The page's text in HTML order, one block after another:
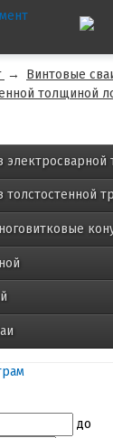
→ Винтовые
толщиной
электросварной
толстостенной
до